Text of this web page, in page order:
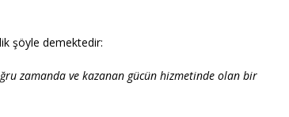
şöyle demektedir:
zamanda ve kazanan gücün hizmetinde olan bir